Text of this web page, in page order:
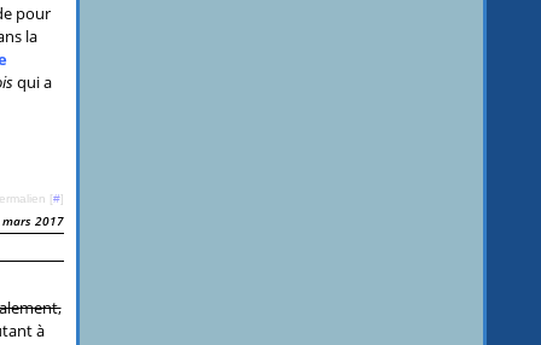
pour
la
qui a
[#]
mars 2017
à